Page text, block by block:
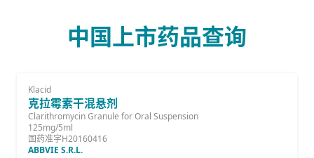
中国上市药品查询
Klacid
克拉霉素干混悬剂
Clarithromycin Granule for Oral Suspension
125mg/5ml
国药准字H20160416
ABBVIE S.R.L.